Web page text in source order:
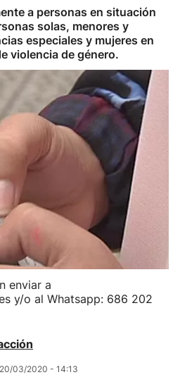
a personas en situación
solas, menores y
especiales y mujeres en
violencia de género.
enviar a
y/o al Whatsapp: 686 202
20/03/2020 - 14:13